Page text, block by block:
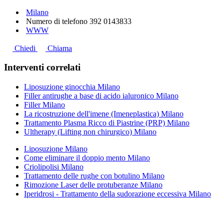
Milano
Numero di telefono 392 0143833
WWW
Chiedi Chiama
Interventi correlati
Liposuzione ginocchia Milano
Filler antirughe a base di acido ialuronico Milano
Filler Milano
La ricostruzione dell'imene (Imeneplastica) Milano
Trattamento Plasma Ricco di Piastrine (PRP) Milano
Ultherapy (Lifting non chirurgico) Milano
Liposuzione Milano
Come eliminare il doppio mento Milano
Criolipolisi Milano
Trattamento delle rughe con botulino Milano
Rimozione Laser delle protuberanze Milano
Iperidrosi - Trattamento della sudorazione eccessiva Milano